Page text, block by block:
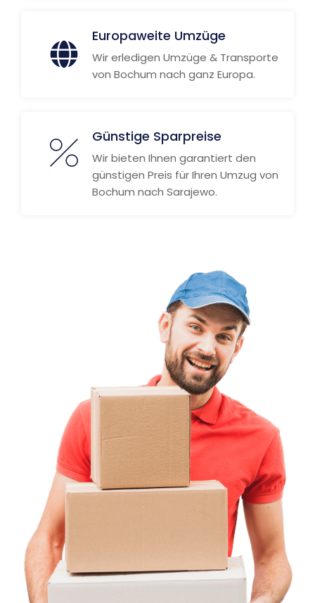
Europaweite Umzüge
Wir erledigen Umzüge & Transporte
von Bochum nach ganz Europa.
Günstige Sparpreise
Wir bieten Ihnen garantiert den
günstigen Preis für Ihren Umzug von
Bochum nach Sarajewo.